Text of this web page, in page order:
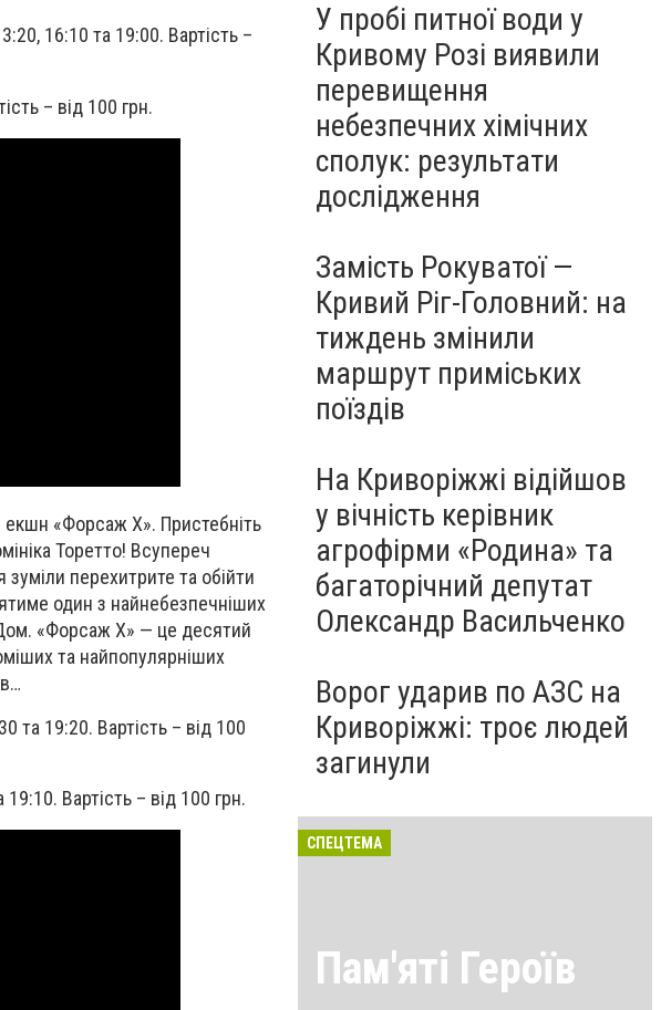
16:10 та 19:00. Вартість –
– від 100 грн.
екшн «Форсаж Х». Пристебніть
Торетто! Всупереч
перехитрите та обійти
один з найнебезпечніших
Дом. «Форсаж Х» — це десятий
та найпопулярніших
та 19:20. Вартість – від 100
Вартість – від 100 грн.
Рогу знижено тиск води, на
кількох вулицях
водопостачання припинено
- АДРЕСИ
У пробі питної води у
Кривому Розі виявили
перевищення
небезпечних хімічних
сполук: результати
дослідження
Замість Рокуватої —
Кривий Ріг-Головний: на
тиждень змінили
маршрут приміських
поїздів
На Криворіжжі відійшов
у вічність керівник
агрофірми «Родина» та
багаторічний депутат
Олександр Васильченко
Ворог ударив по АЗС на
Криворіжжі: троє людей
загинули
СПЕЦТЕМА
Пам'яті Героїв